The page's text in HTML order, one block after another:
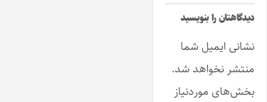
دیدگاهتان را بنویسید
نشانی ایمیل شما
منتشر نخواهد شد.
بخش‌های موردنیاز